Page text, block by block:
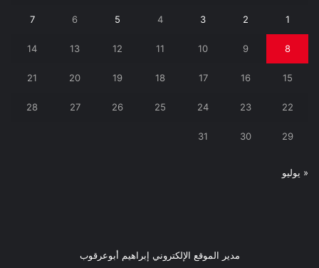
1
2
3
4
5
6
7
8
9
10
11
12
13
14
15
16
17
18
19
20
21
22
23
24
25
26
27
28
29
30
31
« يوليو
مدير الموقع الإلكتروني إبراهيم أبوعرقوب